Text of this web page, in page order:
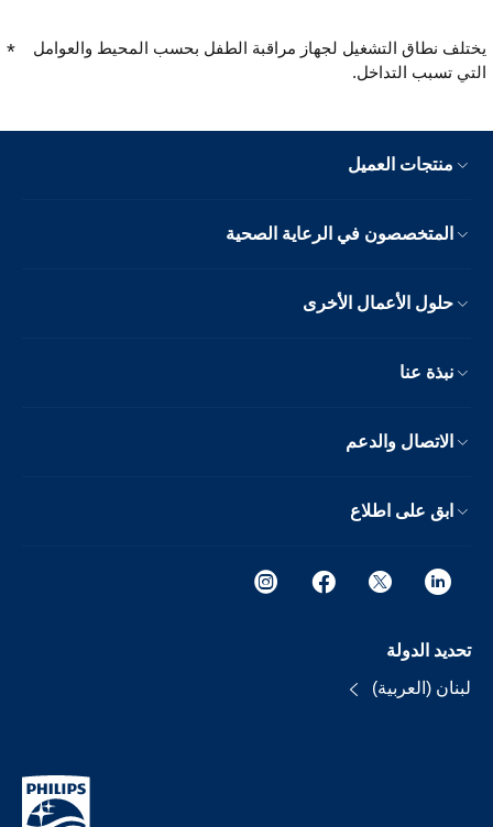
يختلف نطاق التشغيل لجهاز مراقبة الطفل بحسب المحيط والعوامل
التي تسبب التداخل.
منتجات العميل
المتخصصون في الرعاية الصحية
حلول الأعمال الأخرى
نبذة عنا
الاتصال والدعم
ابق على اطلاع
تحديد الدولة
لبنان (العربية)